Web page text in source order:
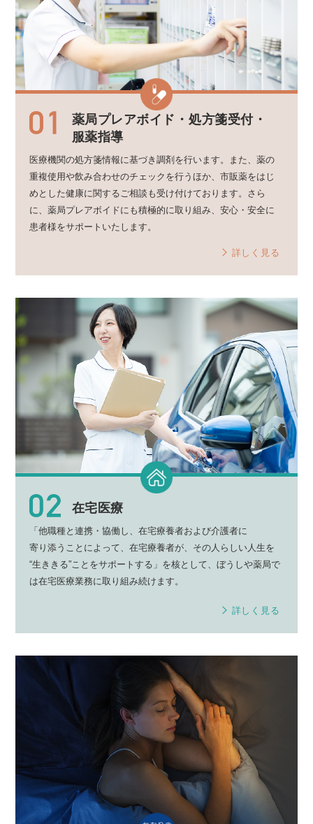
薬局プレアボイド・ 処方箋受付・
服薬指導
医療機関の処方箋情報に基づき調剤を行います。また、薬の
重複使用や飲み合わせのチェックを行うほか、市販薬をはじ
めとした健康に関するご相談も受け付けております。さら
に、薬局プレアボイドにも積極的に取り組み、安心・安全に
患者様をサポートいたします。
詳しく見る
在宅医療
「他職種と連携・協働し、在宅療養者および介護者に
寄り添う ことによって、在宅療養者が、その人らしい 人生を
“生ききる” ことをサポートする」を核として、ぼうしや薬局で
は在宅医療業務に取り組み続けます。
詳しく見る